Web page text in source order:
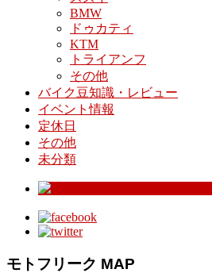
BMW
ドゥカティ
KTM
トライアンフ
その他
バイク豆知識・レビュー
イベント情報
定休日
その他
未分類
モトフリーク MAP